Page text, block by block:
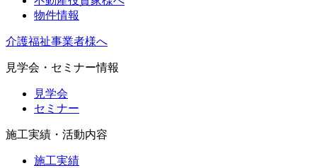
物件情報
介護福祉事業者様へ
見学会・セミナー情報
見学会
セミナー
施工実績・活動内容
施工実績